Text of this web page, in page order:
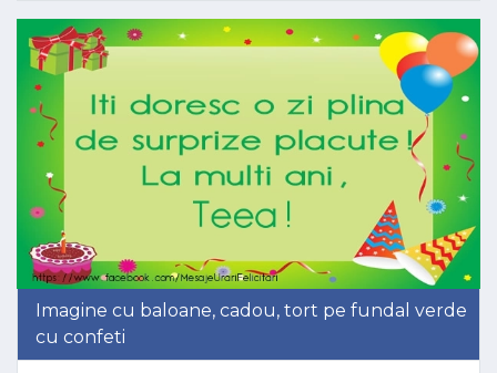
Imagine cu baloane, cadou, tort pe fundal verde
cu confeti